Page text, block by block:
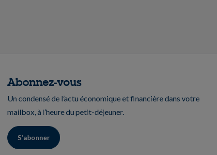
Abonnez-vous
Un condensé de l’actu économique et financière dans votre
mailbox, à l’heure du petit-déjeuner.
S'abonner